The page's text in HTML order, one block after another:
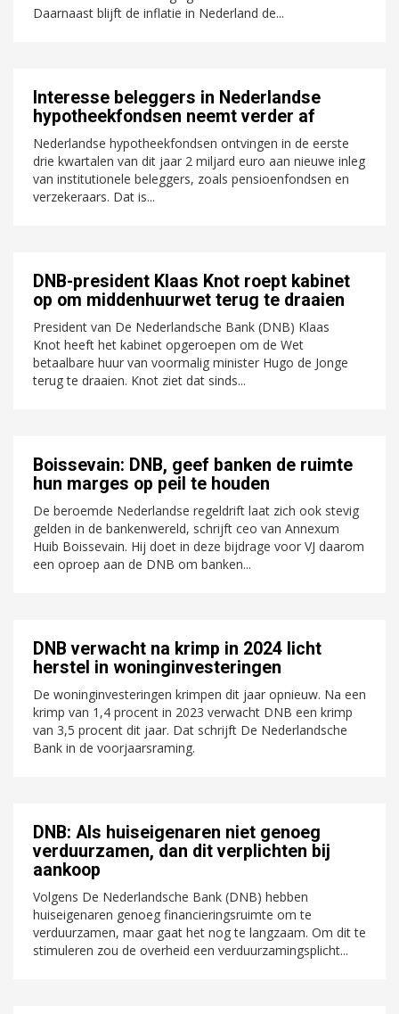
Daarnaast blijft de inflatie in Nederland de...
Interesse beleggers in Nederlandse
hypotheekfondsen neemt verder af
Nederlandse hypotheekfondsen ontvingen in de eerste
drie kwartalen van dit jaar 2 miljard euro aan nieuwe inleg
van institutionele beleggers, zoals pensioenfondsen en
verzekeraars. Dat is...
DNB-president Klaas Knot roept kabinet
op om middenhuurwet terug te draaien
President van De Nederlandsche Bank (DNB) Klaas
Knot heeft het kabinet opgeroepen om de Wet
betaalbare huur van voormalig minister Hugo de Jonge
terug te draaien. Knot ziet dat sinds...
Boissevain: DNB, geef banken de ruimte
hun marges op peil te houden
De beroemde Nederlandse regeldrift laat zich ook stevig
gelden in de bankenwereld, schrijft ceo van Annexum
Huib Boissevain. Hij doet in deze bijdrage voor VJ daarom
een oproep aan de DNB om banken...
DNB verwacht na krimp in 2024 licht
herstel in woninginvesteringen
De woninginvesteringen krimpen dit jaar opnieuw. Na een
krimp van 1,4 procent in 2023 verwacht DNB een krimp
van 3,5 procent dit jaar. Dat schrijft De Nederlandsche
Bank in de voorjaarsraming.
DNB: Als huiseigenaren niet genoeg
verduurzamen, dan dit verplichten bij
aankoop
Volgens De Nederlandsche Bank (DNB) hebben
huiseigenaren genoeg financieringsruimte om te
verduurzamen, maar gaat het nog te langzaam. Om dit te
stimuleren zou de overheid een verduurzamingsplicht...